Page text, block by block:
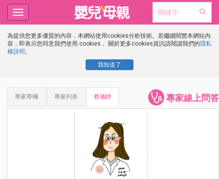
為提供您更多優質的內容，本網站使用cookies分析技術。若繼續閱覽本網站內
容，即表示您同意我們使用 cookies， 關於更多cookies資訊請閱讀我們的隱私
權說明 。
我知道了
Toggle
navigation
專家線上問答
專家專欄 專家列表 蔡儀靜